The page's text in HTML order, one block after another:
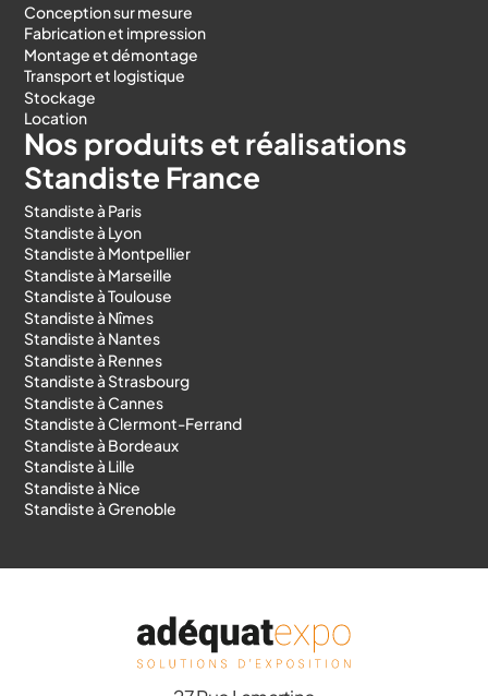
Conception sur mesure
Fabrication et impression
Montage et démontage
Transport et logistique
Stockage
Location
Nos produits et réalisations
Standiste France
Standiste à Paris
Standiste à Lyon
Standiste à Montpellier
Standiste à Marseille
Standiste à Toulouse
Standiste à Nîmes
Standiste à Nantes
Standiste à Rennes
Standiste à Strasbourg
Standiste à Cannes
Standiste à Clermont-Ferrand
Standiste à Bordeaux
Standiste à Lille
Standiste à Nice
Standiste à Grenoble